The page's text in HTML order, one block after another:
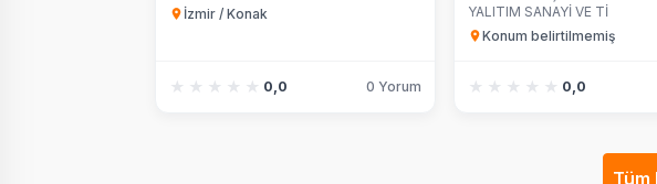
İzmir / Konak
★★★★★
★★★★★ 0,0 0 Yorum
YALITIM SANAYİ VE Tİ
Konum belirtilmemiş
★★★★★
★★★★★ 0,0
Tüm